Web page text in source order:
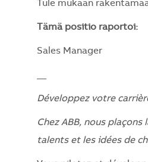
Tule mukaan
Tämä positio raportoi:
Sales Manager
Développez votre
Chez ABB, nous
talents et les idées de